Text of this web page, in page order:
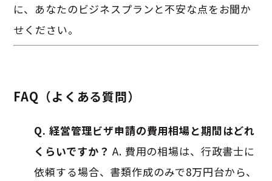
に、あなたのビジネスプランと不安な点をお聞か
せください。
FAQ（よくある質問）
Q. 経営管理ビザ申請の費用相場と期間はどれ
くらいですか？ A. 費用の相場は、行政書士に
依頼する場合、書類作成のみで8万円台から、